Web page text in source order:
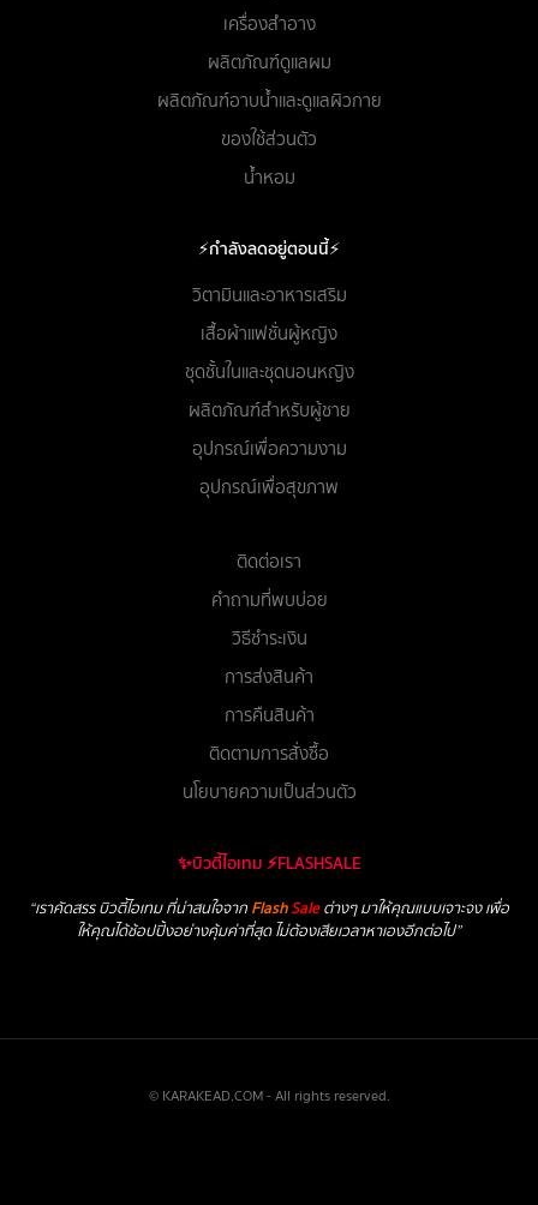
เครื่องสำอาง
ผลิตภัณฑ์ดูแลผม
ผลิตภัณฑ์อาบน้ำและดูแลผิวกาย
ของใช้ส่วนตัว
น้ำหอม
⚡กำลังลดอยู่ตอนนี้⚡
วิตามินและอาหารเสริม
เสื้อผ้าแฟชั่นผู้หญิง
ชุดชั้นในและชุดนอนหญิง
ผลิตภัณฑ์สำหรับผู้ชาย
อุปกรณ์เพื่อความงาม
อุปกรณ์เพื่อสุขภาพ
ติดต่อเรา
คำถามที่พบบ่อย
วิธีชำระเงิน
การส่งสินค้า
การคืนสินค้า
ติดตามการสั่งซื้อ
นโยบายความเป็นส่วนตัว
✨บิวตี้ไอเทม ⚡FLASHSALE
“เราคัดสรร บิวตี้ไอเทม ที่น่าสนใจจาก FlashSaleต่างๆ มาให้คุณแบบเจาะจง เพื่อ
ให้คุณได้ช้อปปิ้งอย่างคุ้มค่าที่สุด ไม่ต้องเสียเวลาหาเองอีกต่อไป”
© KARAKEAD.COM - All rights reserved.